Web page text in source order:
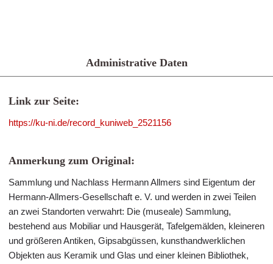
Administrative Daten
Link zur Seite:
https://ku-ni.de/record_kuniweb_2521156
Anmerkung zum Original:
Sammlung und Nachlass Hermann Allmers sind Eigentum der
Hermann-Allmers-Gesellschaft e. V. und werden in zwei Teilen
an zwei Standorten verwahrt: Die (museale) Sammlung,
bestehend aus Mobiliar und Hausgerät, Tafelgemälden, kleineren
und größeren Antiken, Gipsabgüssen, kunsthandwerklichen
Objekten aus Keramik und Glas und einer kleinen Bibliothek,